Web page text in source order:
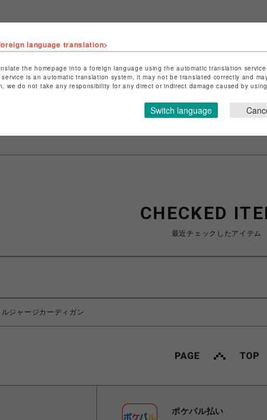
ショップ名
特定商取引法など法令に基づく表記はこちら
ショップお問い合わせはこちら
CHECKED
最近チェックしたアイテム
ルジャージカーディガン
ポケパル払い
language translation>
the homepage into a foreign language using the automatic translation
service is an automatic translation system, it may not be translated correctly and
we do not take any responsibility for any direct or indirect damage caused by
Switch language